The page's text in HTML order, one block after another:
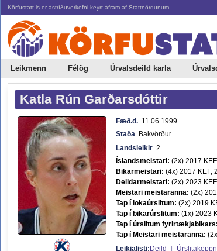
Körfustatt.is er ástríðuverkefni keyrt áfram af Stattnördunum
Leikmenn Félög Úrvalsdeild karla
Katla Rún Garðarsdóttir
Fæð.d. 11.06.1999
Staða Bakvörður
Landsleikir 2
Íslandsmeistari: (2x) 2017
Bikarmeistari: (4x) 2017 KEF,
Deildarmeistari: (2x) 2023
Meistari meistaranna: (2x)
Tap í lokaúrslitum: (2x) 2019
Tap í bikarúrslitum: (1x) 2023
Tap í úrslitum fyrirtækjabikars:
Tap í Meistari meistaranna:
Leikjalisti:Deild |